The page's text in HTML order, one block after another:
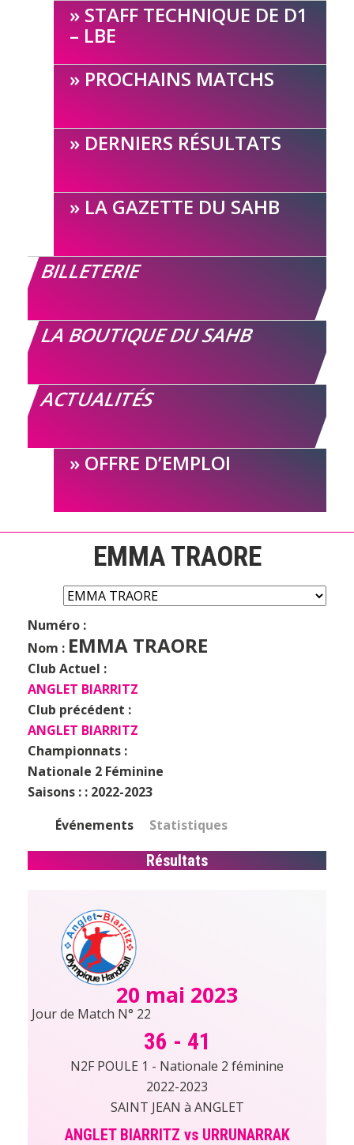
STAFF TECHNIQUE DE D1
– LBE
PROCHAINS MATCHS
DERNIERS RÉSULTATS
LA GAZETTE DU SAHB
BILLETERIE
LA BOUTIQUE DU SAHB
ACTUALITÉS
OFFRE D’EMPLOI
EMMA TRAORE
Numéro :
Nom : EMMA TRAORE
Club Actuel :
ANGLET BIARRITZ
Club précédent :
ANGLET BIARRITZ
Championnats :
Nationale 2 Féminine
Saisons : : 2022-2023
Événements
Statistiques
Résultats
20 mai 2023
Jour de Match N° 22
36 - 41
N2F POULE 1 - Nationale 2 féminine
2022-2023
SAINT JEAN à ANGLET
ANGLET BIARRITZ vs URRUNARRAK